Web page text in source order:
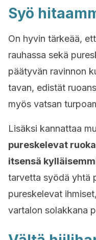
Syö
On hyvin tärkeää,
rauhassa sekä
päätyvän ravinnon
tavan, edistät
myös vatsan
Lisäksi kannattaa
pureskelevat
itsensä
tarvetta syödä yhtä
pureskelevat
vartalon solakkana